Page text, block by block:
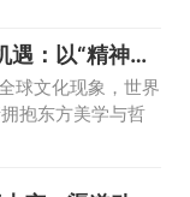
遇：以“精神中
球文化现象，世界
抱东方美学与哲